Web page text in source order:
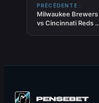
PRÉCÉDENTE :
Milwaukee Brewers
vs Cincinnati Reds –